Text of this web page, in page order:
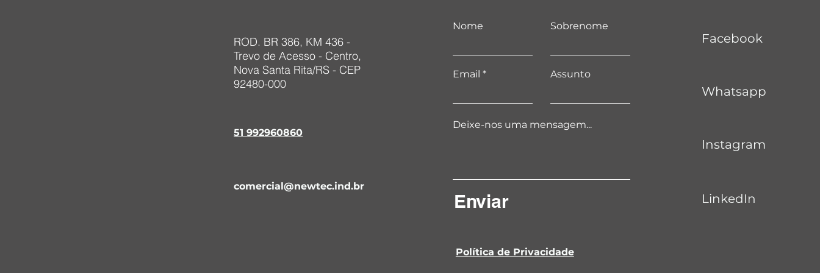
ROD. BR 386, KM 436 -
Trevo de Acesso - Centro,
Nova Santa Rita/RS - CEP
92480-000
51 992960860
comercial@newtec.ind.br
Nome
Email
Sobrenome
Assunto
Deixe-nos uma mensagem...
Enviar
Política de Privacidade
Facebook
Whatsapp
Instagram
LinkedIn